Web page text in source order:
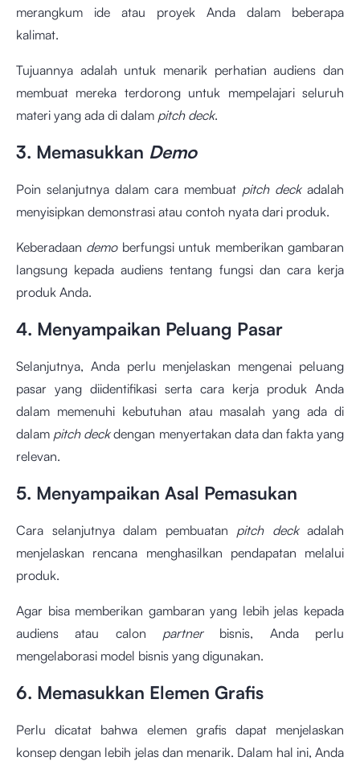
merangkum ide atau proyek Anda dalam beberapa
kalimat.
Tujuannya adalah untuk menarik perhatian audiens dan
membuat mereka terdorong untuk mempelajari seluruh
materi yang ada di dalam pitch deck.
3. Memasukkan Demo
Poin selanjutnya dalam cara membuat pitch deck adalah
menyisipkan demonstrasi atau contoh nyata dari produk.
Keberadaan demo berfungsi untuk memberikan gambaran
langsung kepada audiens tentang fungsi dan cara kerja
produk Anda.
4. Menyampaikan Peluang Pasar
Selanjutnya, Anda perlu menjelaskan mengenai peluang
pasar yang diidentifikasi serta cara kerja produk Anda
dalam memenuhi kebutuhan atau masalah yang ada di
dalam pitch deckdengan menyertakan data dan fakta yang
relevan.
5. Menyampaikan Asal Pemasukan
Cara selanjutnya dalam pembuatan pitch deck adalah
menjelaskan rencana menghasilkan pendapatan melalui
produk.
Agar bisa memberikan gambaran yang lebih jelas kepada
audiens atau calon partner bisnis, Anda perlu
mengelaborasi model bisnis yang digunakan.
6. Memasukkan Elemen Grafis
Perlu dicatat bahwa elemen grafis dapat menjelaskan
konsep dengan lebih jelas dan menarik. Dalam hal ini, Anda